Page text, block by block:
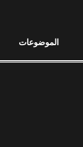
الموضوعات